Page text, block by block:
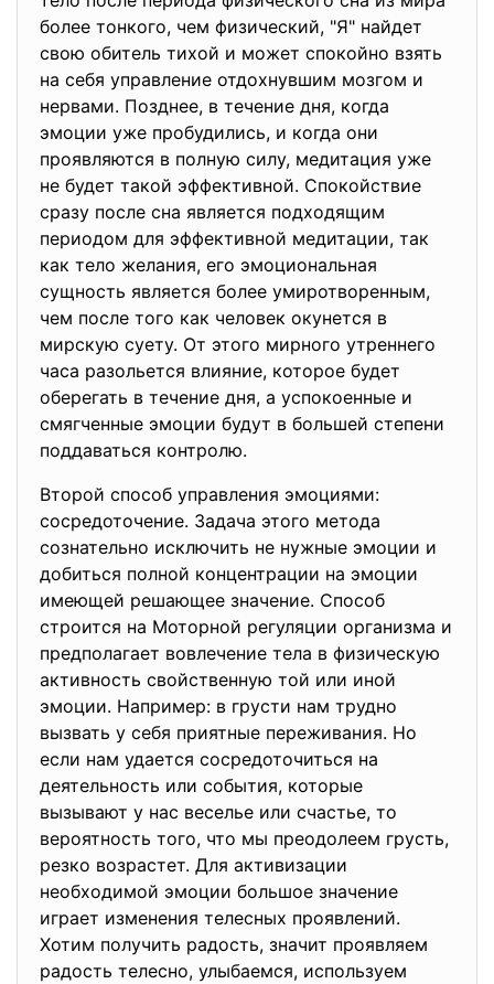
более тонкого, чем физический, "Я" найдет
свою обитель тихой и может спокой­но взять
на себя управление отдохнувшим мозгом и
нервами. Позднее, в течение дня, когда
эмоции уже пробудились, и когда они
проявляются в полную силу, медитация уже
не будет такой эффективной. Спокойствие
сразу после сна является подходящим
периодом для эффективной медита­ции, так
как тело желания, его эмоциональная
сущность является более умиротворенным,
чем после того как человек окунется в
мирскую суету. От этого мирного утреннего
часа разольется влияние, которое будет
оберегать в течение дня, а успокоенные и
смягченные эмоции будут в большей сте­пени
поддаваться контролю.
Второй способ управления эмоциями:
сосредоточение. Задача этого метода
сознательно исключить не нужные эмоции и
добиться полной концентрации на эмоции
имеющей решающее значение. Способ
строится на Моторной регуляции организма и
предполагает вовлечение тела в физическую
активность свойственную той или иной
эмоции. Например: в грусти нам трудно
вызвать у себя приятные переживания. Но
если нам удается сосредоточиться на
деятельность или события, которые
вызывают у нас веселье или счастье, то
вероятность того, что мы преодолеем грусть,
резко возрастет. Для активизации
необходимой эмоции большое значение
играет изменения телесных проявлений.
Хотим получить радость, значит проявляем
радость телесно, улыбаемся, используем